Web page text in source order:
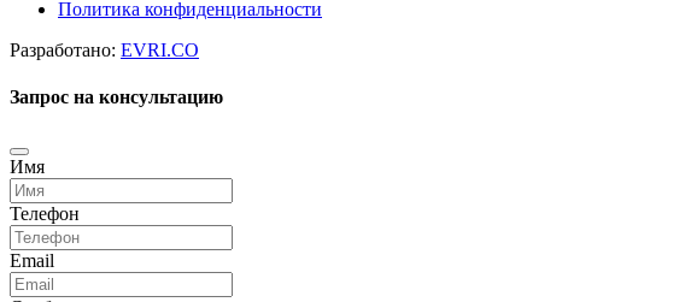
Политика конфиденциальности
Разработано: EVRI.CO
Запрос на консультацию
Имя
Телефон
Email